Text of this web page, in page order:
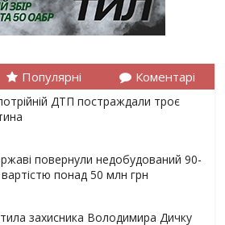
Популярні Коментарі
ДТП постраждали троє
повернули недобудований 90-
понад 50 млн грн
захисника Володимира Дичку